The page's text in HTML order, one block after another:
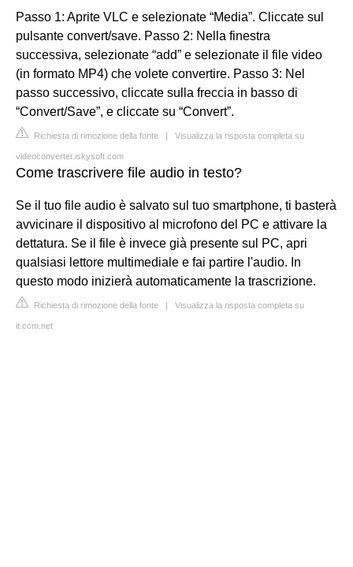
Passo 1: Aprite VLC e selezionate “Media”. Cliccate sul
pulsante convert/save. Passo 2: Nella finestra
successiva, selezionate “add” e selezionate il file video
(in formato MP4) che volete convertire. Passo 3: Nel
passo successivo, cliccate sulla freccia in basso di
“Convert/Save”, e cliccate su “Convert”.
Richiesta di rimozione della fonte | Visualizza la risposta completa su
videoconverter.iskysoft.com
Come trascrivere file audio in testo?
Se il tuo file audio è salvato sul tuo smartphone, ti basterà
avvicinare il dispositivo al microfono del PC e attivare la
dettatura. Se il file è invece già presente sul PC, apri
qualsiasi lettore multimediale e fai partire l'audio. In
questo modo inizierà automaticamente la trascrizione.
Richiesta di rimozione della fonte | Visualizza la risposta completa su
it.ccm.net